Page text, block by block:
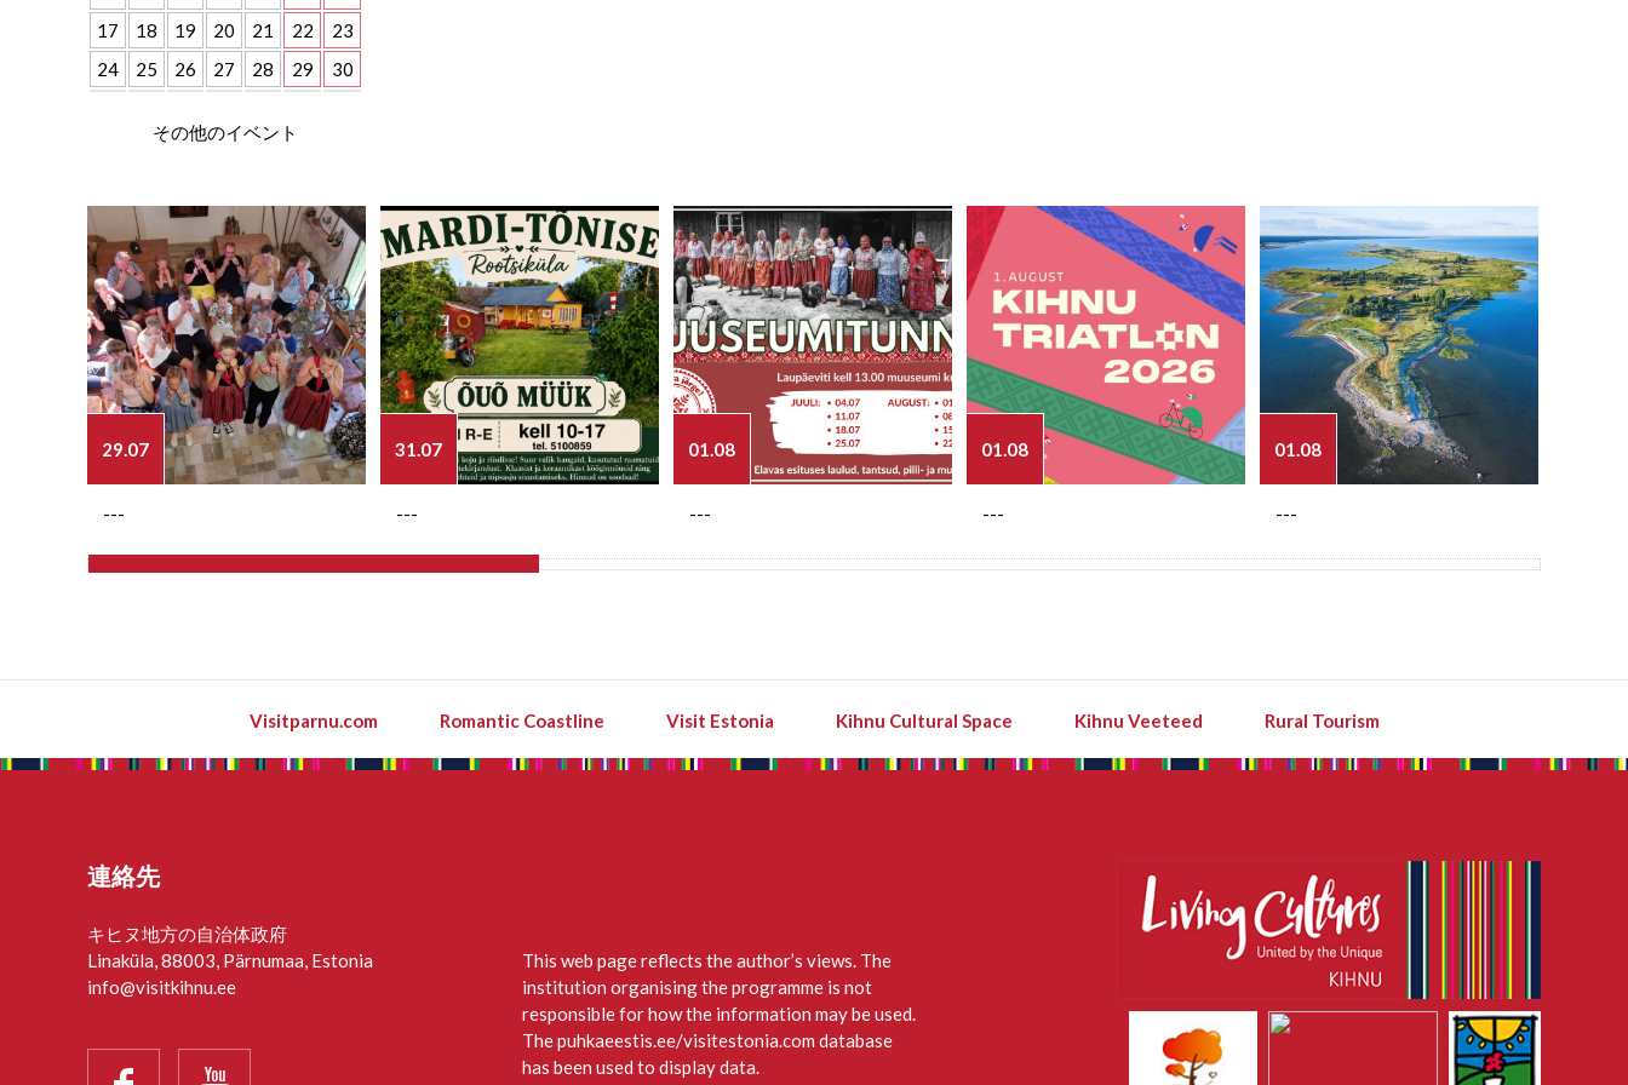
17
18 19 20 21 22
23
24
25 26 27 28 29 30
その他のイベント
29.07
---
31.07
---
01.08
---
01.08
---
01.08
---
Visitparnu.com Romantic Coastline Visit Estonia Kihnu Cultural Space Kihnu Veeteed Rural Tourism
連絡先
キヒヌ地方の自治体政府
Linaküla, 88003, Pärnumaa, Estonia
info@visitkihnu.ee
This web page reflects the author’s views. The
institution organising the programme is not
responsible for how the information may be used.
The puhkaeestis.ee/visitestonia.com database
has been used to display data.